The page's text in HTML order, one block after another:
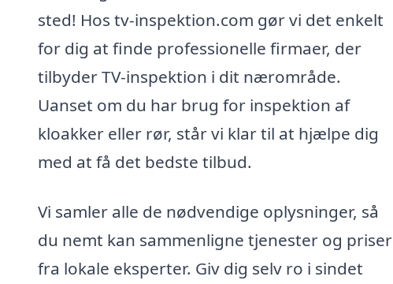
sted! Hos tv-inspektion.com gør vi det enkelt
for dig at finde professionelle firmaer, der
tilbyder TV-inspektion i dit nærområde.
Uanset om du har brug for inspektion af
kloakker eller rør, står vi klar til at hjælpe dig
med at få det bedste tilbud.
Vi samler alle de nødvendige oplysninger, så
du nemt kan sammenligne tjenester og priser
fra lokale eksperter. Giv dig selv ro i sindet